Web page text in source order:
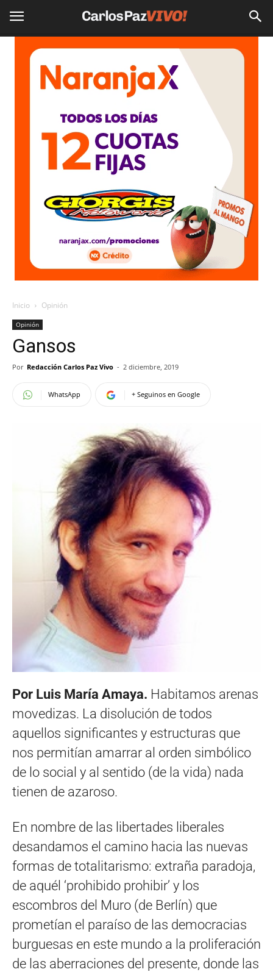
Inicio Opinión
Opinión
Gansos
Por Redacción Carlos Paz Vivo - 2 diciembre, 2019
WhatsApp + Seguinos en Google
Por Luis María Amaya. Habitamos arenas
movedizas. La disolución de todos
aquellos significantes y estructuras que
nos permitían amarrar al orden simbólico
de lo social y al sentido (de la vida) nada
tienen de azaroso.
En nombre de las libertades liberales
desandamos el camino hacia las nuevas
formas de totalitarismo: extraña paradoja,
de aquél ‘prohibido prohibir’ y los
escombros del Muro (de Berlín) que
prometían el paraíso de las democracias
burguesas en este mundo a la proliferación
de las aberraciones del presente, donde las